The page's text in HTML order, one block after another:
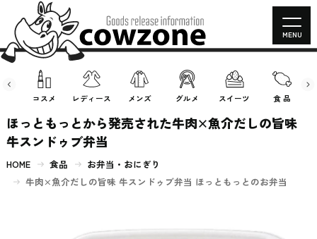
コスメ レディース メンズ グルメ スイーツ 食 品
MENU
ほっともっとから発売された牛肉×魚介だしの旨味
牛スンドゥブ弁当
HOME 食品
お弁当・おにぎり
牛肉×魚介だしの旨味 牛スンドゥブ弁当 ほっともっとのお弁当